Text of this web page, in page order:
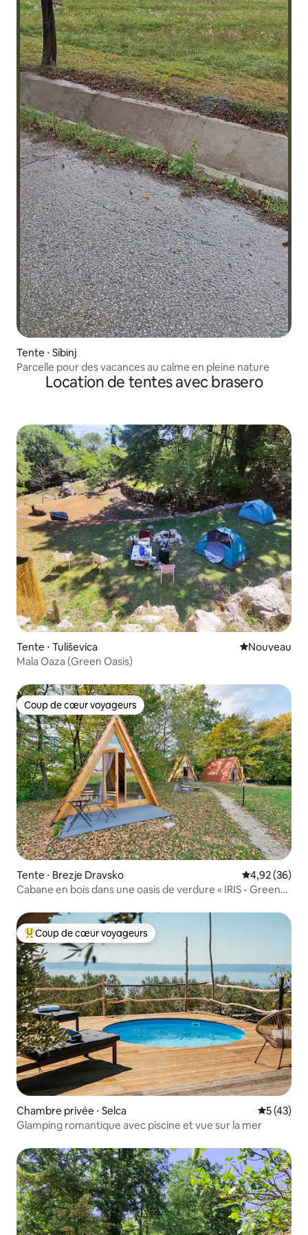
Tente ⋅ Sibinj
Parcelle pour des vacances au calme en pleine nature
Location de tentes avec brasero
Tente ⋅ Tuliševica Nouvel
Nouveau
Mala Oaza (Green Oasis)
Coup de cœur voyageurs
Coup de cœur voyageurs
Tente ⋅ Brezje Dravsko Évaluation
4,92 (36)
Cabane en bois dans une oasis de verdure « IRIS - Green
Coups de cœur voyageurs les plus appréciés
Coup de cœur voyageurs
Chambre privée ⋅ Selca
5 (43)
Glamping romantique avec piscine et vue sur la mer